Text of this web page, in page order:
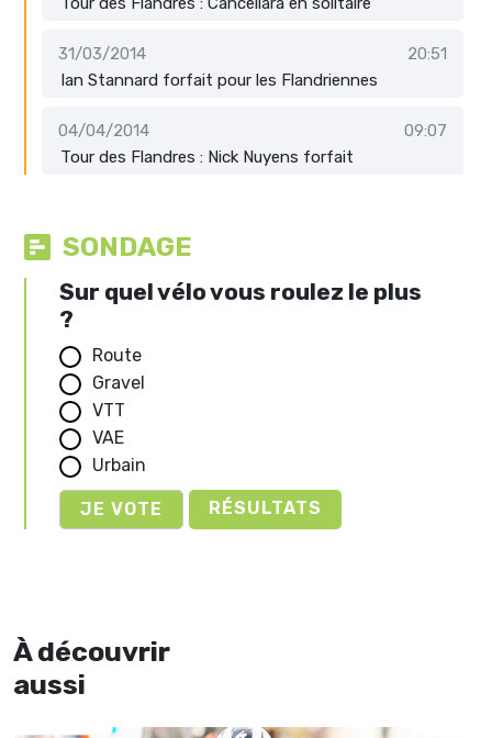
31/03/2014
20:51
Ian Stannard forfait pour les Flandriennes
04/04/2014
09:07
Tour des Flandres : Nick Nuyens forfait
SONDAGE
Sur quel vélo vous roulez le plus
?
Route
Gravel
VTT
VAE
Urbain
RÉSULTATS
À découvrir
aussi